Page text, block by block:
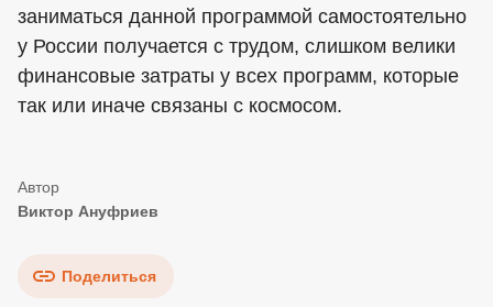
заниматься данной программой самостоятельно
у России получается с трудом, слишком велики
финансовые затраты у всех программ, которые
так или иначе связаны с космосом.
Виктор Ануфриев
Поделиться